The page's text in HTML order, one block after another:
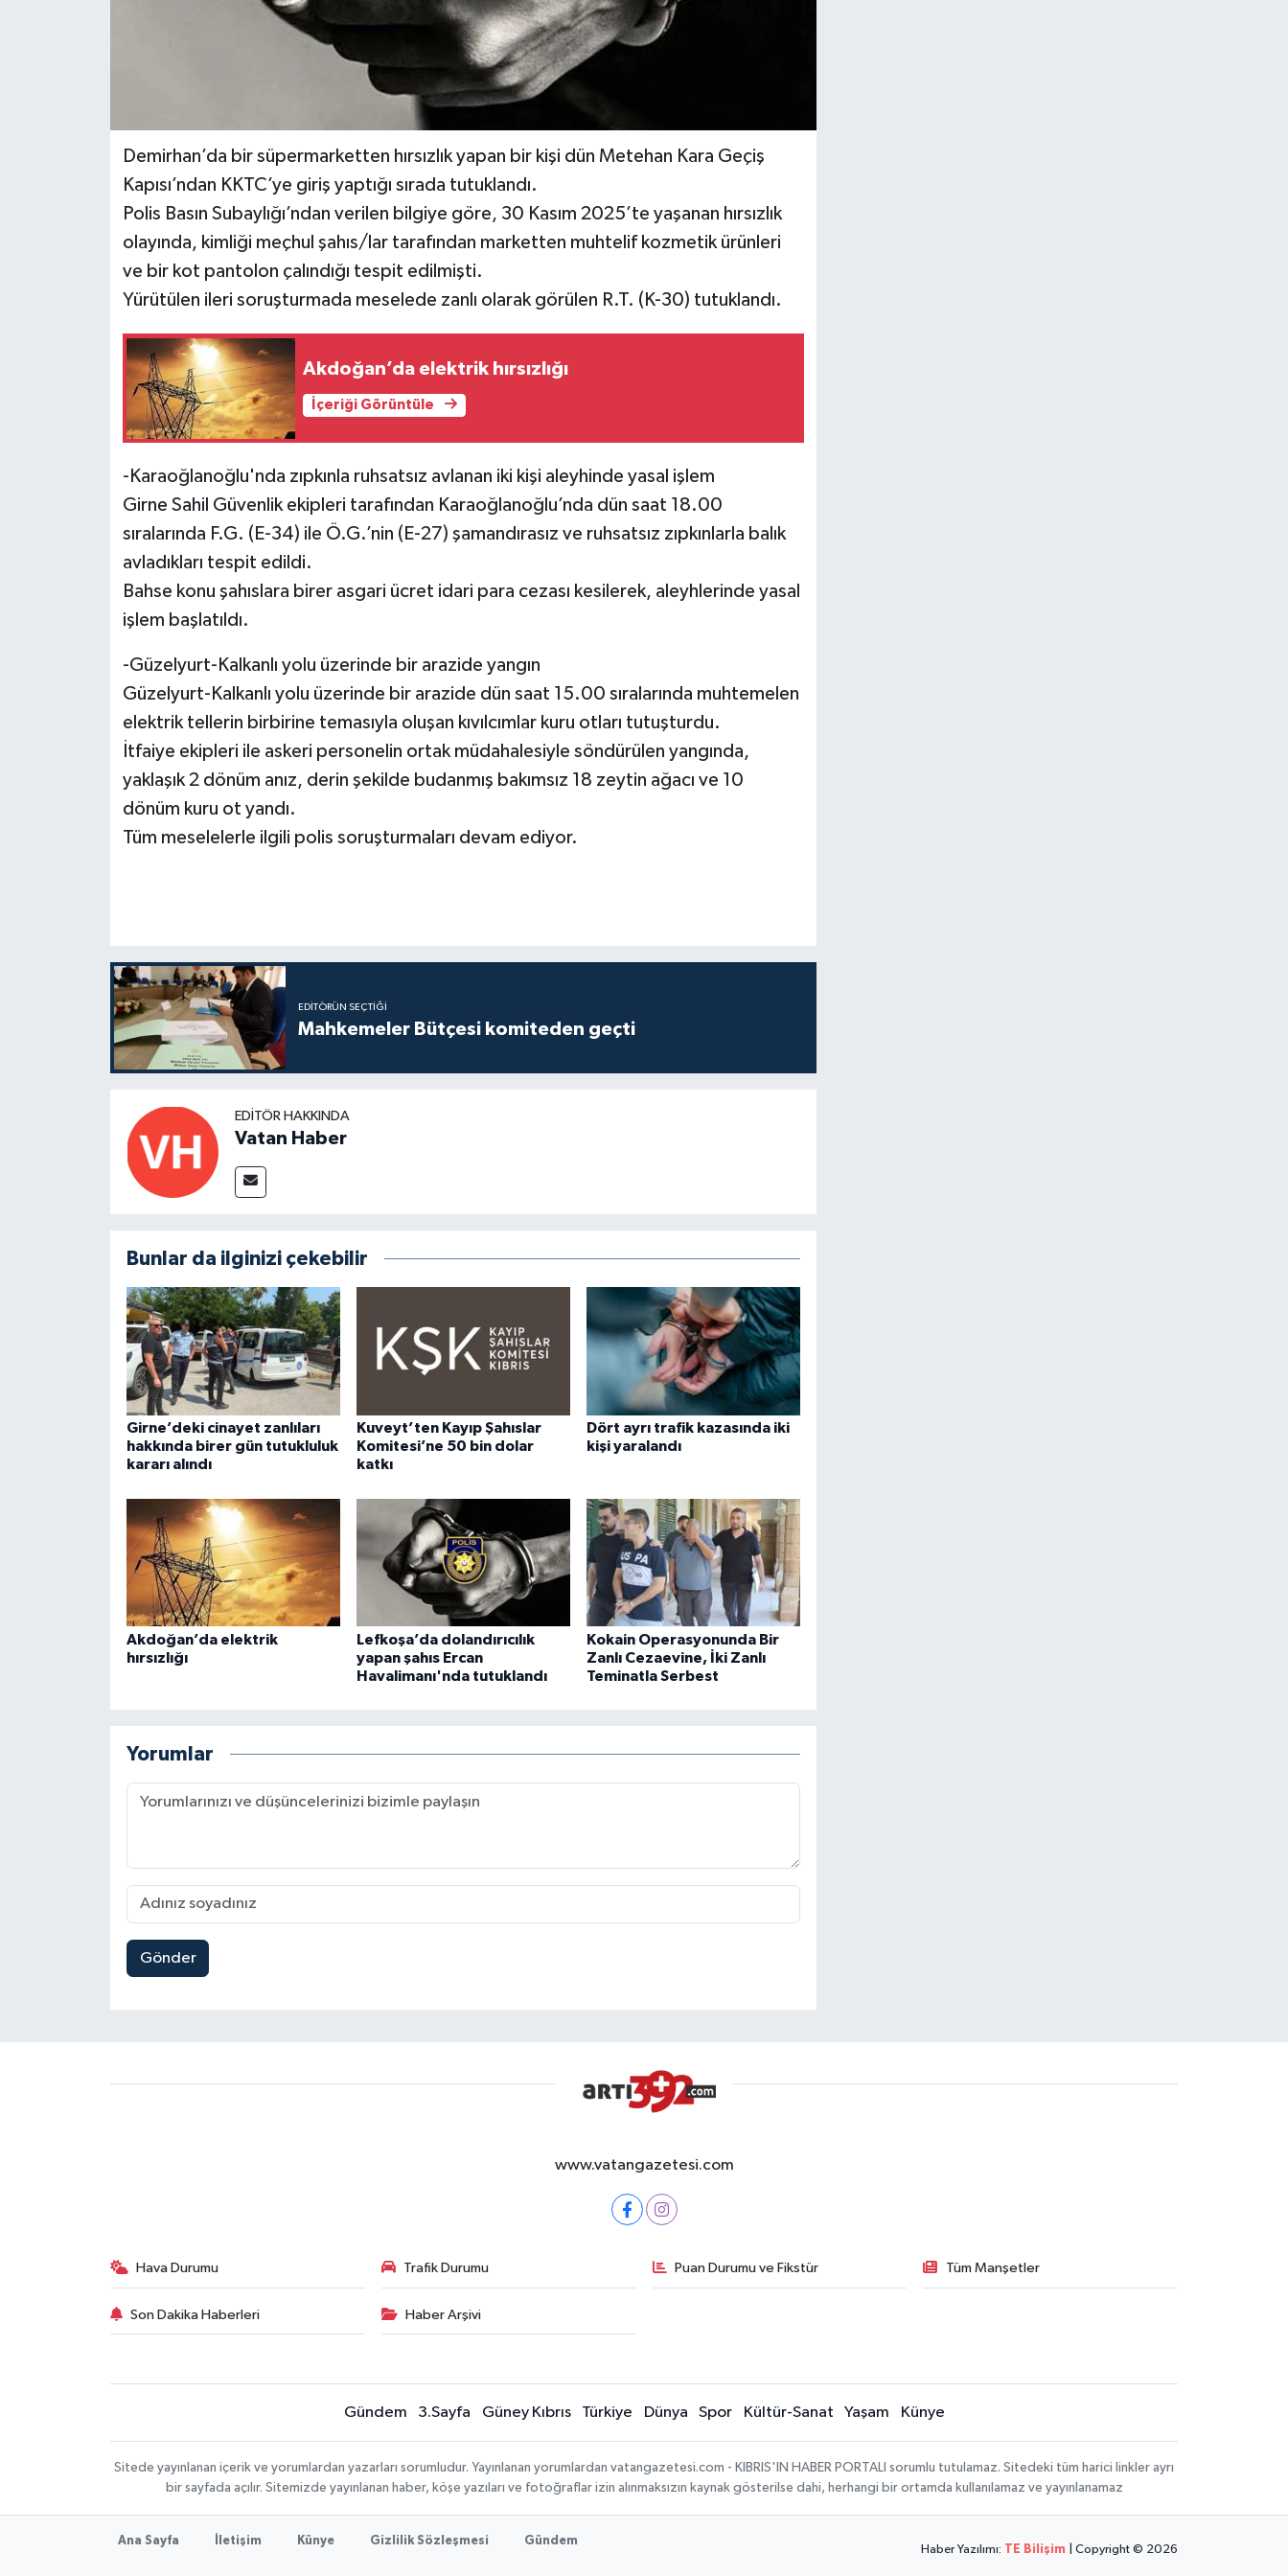
Demirhan’da bir süpermarketten hırsızlık yapan bir kişi dün Metehan Kara Geçiş
Kapısı’ndan KKTC’ye giriş yaptığı sırada tutuklandı.
Polis Basın Subaylığı’ndan verilen bilgiye göre, 30 Kasım 2025’te yaşanan hırsızlık
olayında, kimliği meçhul şahıs/lar tarafından marketten muhtelif kozmetik ürünleri
ve bir kot pantolon çalındığı tespit edilmişti.
Yürütülen ileri soruşturmada meselede zanlı olarak görülen R.T. (K-30) tutuklandı.
Akdoğan’da elektrik hırsızlığı
İçeriği Görüntüle
-Karaoğlanoğlu'nda zıpkınla ruhsatsız avlanan iki kişi aleyhinde yasal işlem
Girne Sahil Güvenlik ekipleri tarafından Karaoğlanoğlu’nda dün saat 18.00
sıralarında F.G. (E-34) ile Ö.G.’nin (E-27) şamandırasız ve ruhsatsız zıpkınlarla balık
avladıkları tespit edildi.
Bahse konu şahıslara birer asgari ücret idari para cezası kesilerek, aleyhlerinde yasal
işlem başlatıldı.
-Güzelyurt-Kalkanlı yolu üzerinde bir arazide yangın
Güzelyurt-Kalkanlı yolu üzerinde bir arazide dün saat 15.00 sıralarında muhtemelen
elektrik tellerin birbirine temasıyla oluşan kıvılcımlar kuru otları tutuşturdu.
İtfaiye ekipleri ile askeri personelin ortak müdahalesiyle söndürülen yangında,
yaklaşık 2 dönüm anız, derin şekilde budanmış bakımsız 18 zeytin ağacı ve 10
dönüm kuru ot yandı.
Tüm meselelerle ilgili polis soruşturmaları devam ediyor.
EDITÖRÜN SEÇTIĞI
Mahkemeler Bütçesi komiteden geçti
EDITÖR HAKKINDA
Vatan Haber
Bunlar da ilginizi çekebilir
Girne’deki cinayet zanlıları
hakkında birer gün tutukluluk
kararı alındı
Kuveyt’ten Kayıp Şahıslar
Komitesi’ne 50 bin dolar
katkı
Dört ayrı trafik kazasında iki
kişi yaralandı
Akdoğan’da elektrik
hırsızlığı
Lefkoşa’da dolandırıcılık
yapan şahıs Ercan
Havalimanı'nda tutuklandı
Kokain Operasyonunda Bir
Zanlı Cezaevine, İki Zanlı
Teminatla Serbest
Yorumlar
Gönder
www.vatangazetesi.com
Hava Durumu Trafik Durumu Puan Durumu ve Fikstür Tüm Manşetler
Son Dakika Haberleri Haber Arşivi
Gündem 3.Sayfa Güney Kıbrıs Türkiye Dünya Spor Kültür-Sanat Yaşam Künye
Sitede yayınlanan içerik ve yorumlardan yazarları sorumludur. Yayınlanan yorumlardan vatangazetesi.com - KIBRIS'IN HABER PORTALI sorumlu tutulamaz. Sitedeki tüm harici linkler ayrı
bir sayfada açılır. Sitemizde yayınlanan haber, köşe yazıları ve fotoğraflar izin alınmaksızın kaynak gösterilse dahi, herhangi bir ortamda kullanılamaz ve yayınlanamaz
Ana Sayfa İletişim Künye Gizlilik Sözleşmesi Gündem
Haber Yazılımı: TE Bilişim | Copyright © 2026